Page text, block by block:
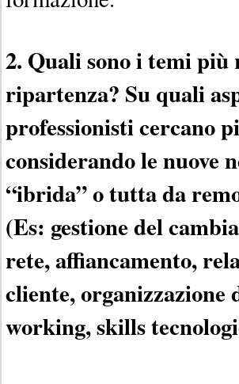
2. Quali sono i temi
ripartenza? Su quali
professionisti cercano
considerando le nuove
“ibrida” o tutta da
(Es: gestione del
rete, affiancamento,
cliente, organizzazione
working, skills